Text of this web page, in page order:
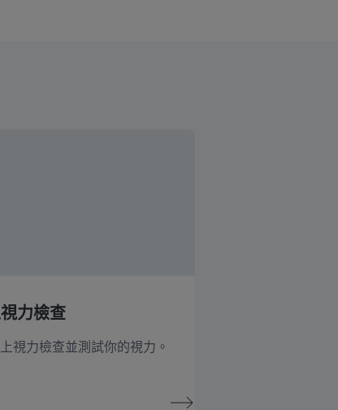
力檢查
視力檢查並測試你的視力。